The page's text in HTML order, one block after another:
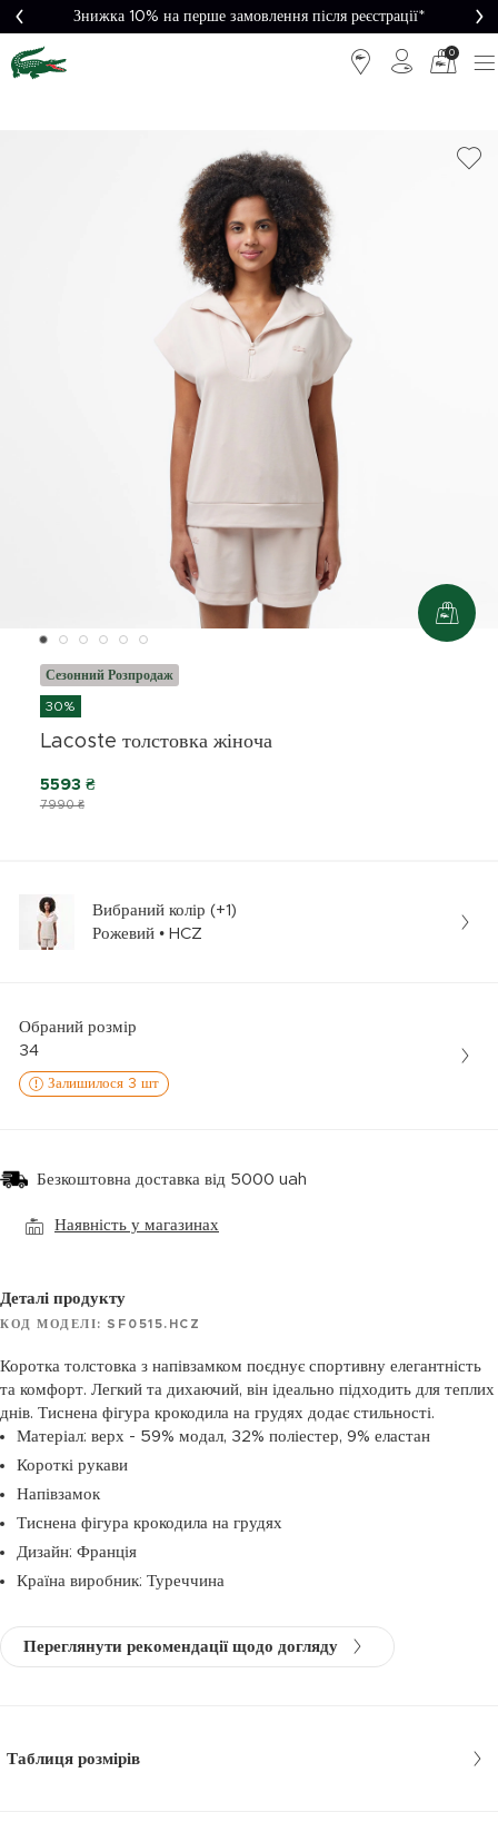
Знижка 10% на перше замовлення після реєстрації*
0
Сезонний Розпродаж
30%
Lacoste толстовка жіноча
7990 ₴
5593 ₴
Вибраний колір (+1)
Рожевий • HCZ
Обраний розмір
34
Залишилося 3 шт
Безкоштовна доставка від 5000 uah
Наявність у магазинах
Деталі продукту
КОД МОДЕЛІ: SF0515.HCZ
Коротка толстовка з напівзамком поєднує спортивну елегантність
та комфорт. Легкий та дихаючий, він ідеально підходить для теплих
днів. Тиснена фігура крокодила на грудях додає стильності.
Матеріал: верх - 59% модал, 32% поліестер, 9% еластан
Короткі рукави
Напівзамок
Тиснена фігура крокодила на грудях
Дизайн: Франція
Країна виробник: Туреччина
Переглянути рекомендації щодо догляду
Таблиця розмірів
повернення
5000₴*